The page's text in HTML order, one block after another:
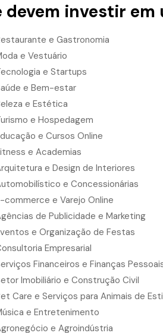
devem investir
e Gastronomia
e Vestuário
e Startups
e Bem-estar
e Estética
e Hospedagem
e Cursos Online
e Academias
e Design de Interiores
e Concessionárias
commerce e Varejo Online
de Publicidade e Marketing
e Organização de Festas
Empresarial
Financeiros e Finanças
Imobiliário e Construção Civil
Care e Serviços para Animais de
e Entretenimento
e Agroindústria